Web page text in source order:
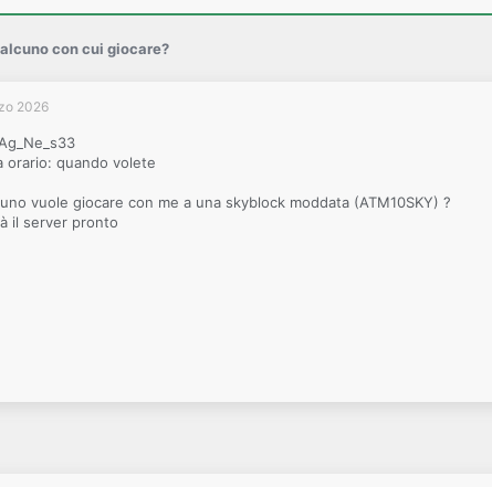
con cui giocare?
2026
orario: quando volete
vuole giocare con me a una skyblock moddata (ATM10SKY) ?
il server pronto